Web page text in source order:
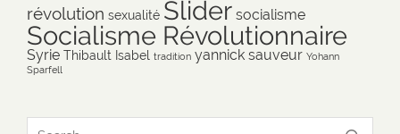
révolution sexualité Slider socialisme
Socialisme Révolutionnaire
Syrie Thibault Isabel tradition yannick sauveur Yohann
Sparfell